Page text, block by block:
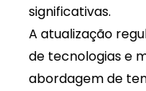
significativas.
A atualização
de tecnologias e
abordagem de